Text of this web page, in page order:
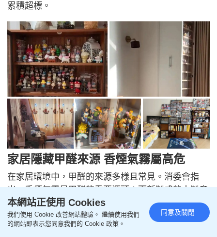
累積超標。
家居隱藏甲醛來源 香煙氣霧屬高危
在家居環境中，甲醛的來源多樣且常見。消委會指
出，香煙氣霧是甲醛的重要源頭；而新製成的木製產
品如地板和家具，以及部分布料（例如以防皺布料製
成的窗簾布）都有機會釋出較高濃度的甲醛。此外，
其所用的膠水、油漆、清漆、地板塗層、地氈、軟塑
本網站正使用 Cookies
我們使用 Cookie 改善網站體驗。 繼續使用我們
的網站即表示您同意我們的 Cookie 政策。
同意及關閉